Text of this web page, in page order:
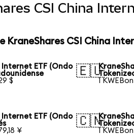
CSI China
KraneShares CSI China
ETF (Ondo
$
🇪🇺
1
ETF (Ondo
¥
🇨🇳
1